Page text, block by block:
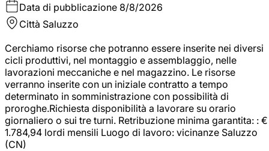
Data di pubblicazione 8/8/2026
Città Saluzzo
Cerchiamo risorse che potranno essere inserite nei diversi
cicli produttivi, nel montaggio e assemblaggio, nelle
lavorazioni meccaniche e nel magazzino. Le risorse
verranno inserite con un iniziale contratto a tempo
determinato in somministrazione con possibilità di
proroghe.Richiesta disponibilità a lavorare su orario
giornaliero o sui tre turni. Retribuzione minima garantita: : €
1.784,94 lordi mensili Luogo di lavoro: vicinanze Saluzzo
(CN)